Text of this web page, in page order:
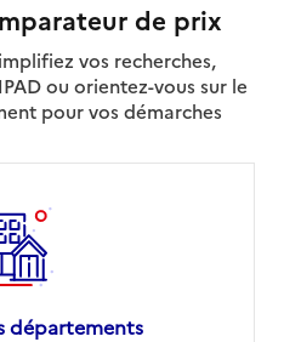
de prix
vos recherches,
ou orientez-vous sur le
pour vos démarches
départements